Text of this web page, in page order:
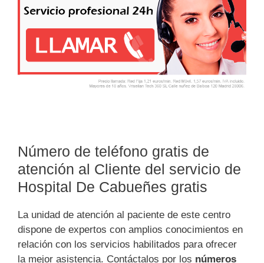
Número de teléfono gratis de
atención al Cliente del servicio de
Hospital De Cabueñes gratis
La unidad de atención al paciente de este centro
dispone de expertos con amplios conocimientos en
relación con los servicios habilitados para ofrecer
la mejor asistencia. Contáctalos por los números